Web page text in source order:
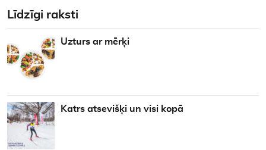
Līdzīgi raksti
Uzturs ar mērķi
Katrs atsevišķi un visi kopā